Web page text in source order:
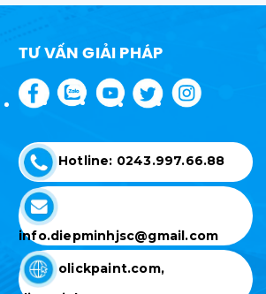
TƯ VẤN GIẢI PHÁP
Hotline: 0243.997.66.88
info.diepminhjsc@gmail.com
olickpaint.com,